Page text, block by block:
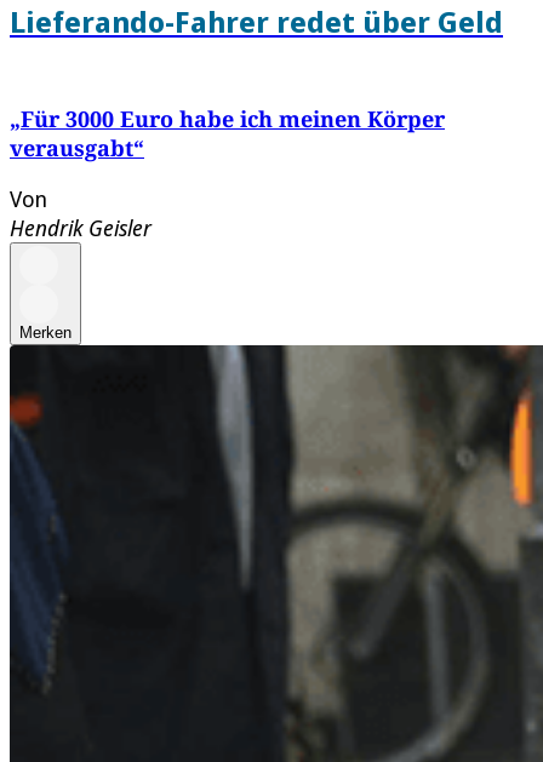
Lieferando-Fahrer redet über Geld
„Für 3000 Euro habe ich meinen Körper
verausgabt“
Von
Hendrik Geisler
Merken